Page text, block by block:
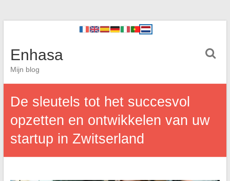
Enhasa
Mijn blog
De sleutels tot het succesvol
opzetten en ontwikkelen van uw
startup in Zwitserland